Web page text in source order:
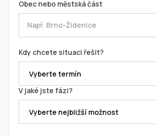
Obec nebo městská část
Kdy chcete situaci řešit?
V jaké jste fázi?